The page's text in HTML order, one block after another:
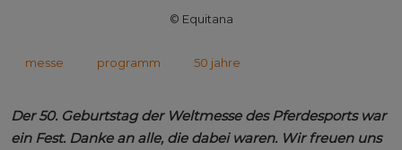
© Equitana
messe programm 50 jahre
Der 50. Geburtstag der Weltmesse des Pferdesports war
ein Fest. Danke an alle, die dabei waren. Wir freuen uns